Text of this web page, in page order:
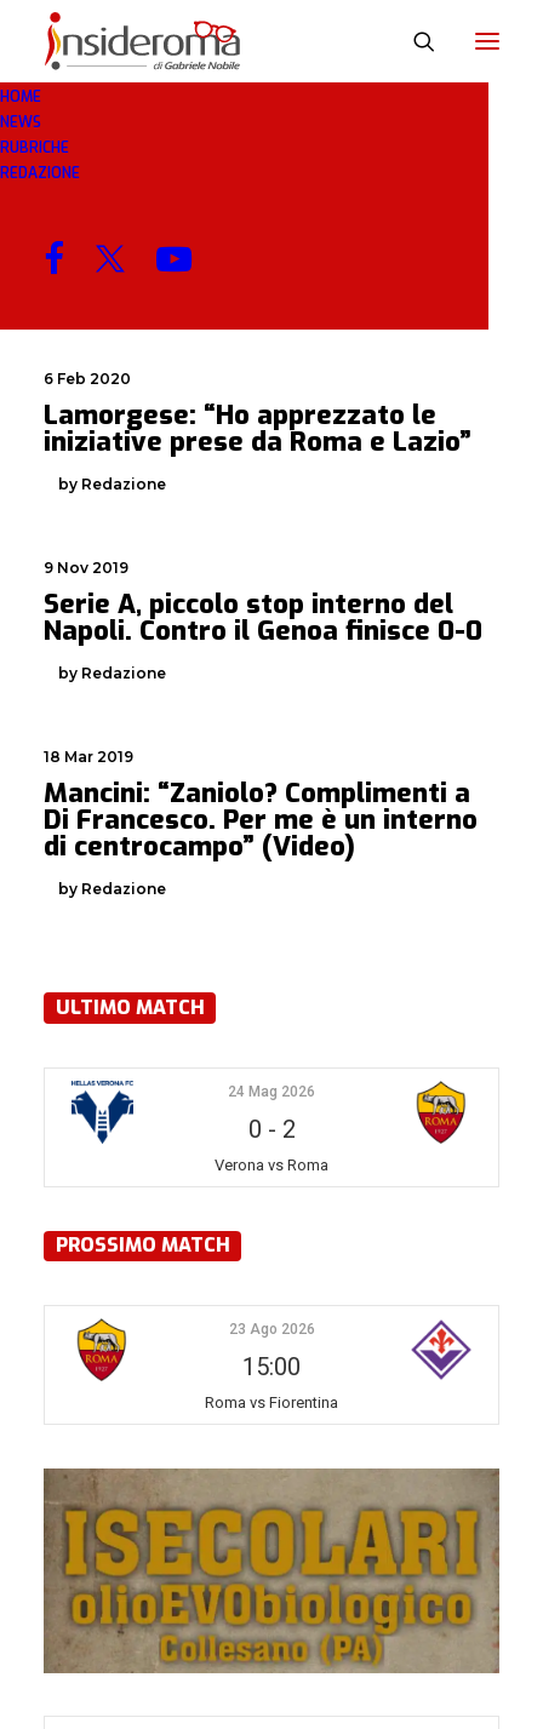
HOME
NEWS
RUBRICHE
REDAZIONE
INTERNO
MENU
6 Feb 2020
Lamorgese: “Ho apprezzato le
iniziative prese da Roma e Lazio”
by Redazione
9 Nov 2019
Serie A, piccolo stop interno del
Napoli. Contro il Genoa finisce 0-0
by Redazione
18 Mar 2019
Mancini: “Zaniolo? Complimenti a
Di Francesco. Per me è un interno
di centrocampo” (Video)
by Redazione
ULTIMO MATCH
24 Mag 2026
0 - 2
Verona vs Roma
PROSSIMO MATCH
23 Ago 2026
15:00
Roma vs Fiorentina